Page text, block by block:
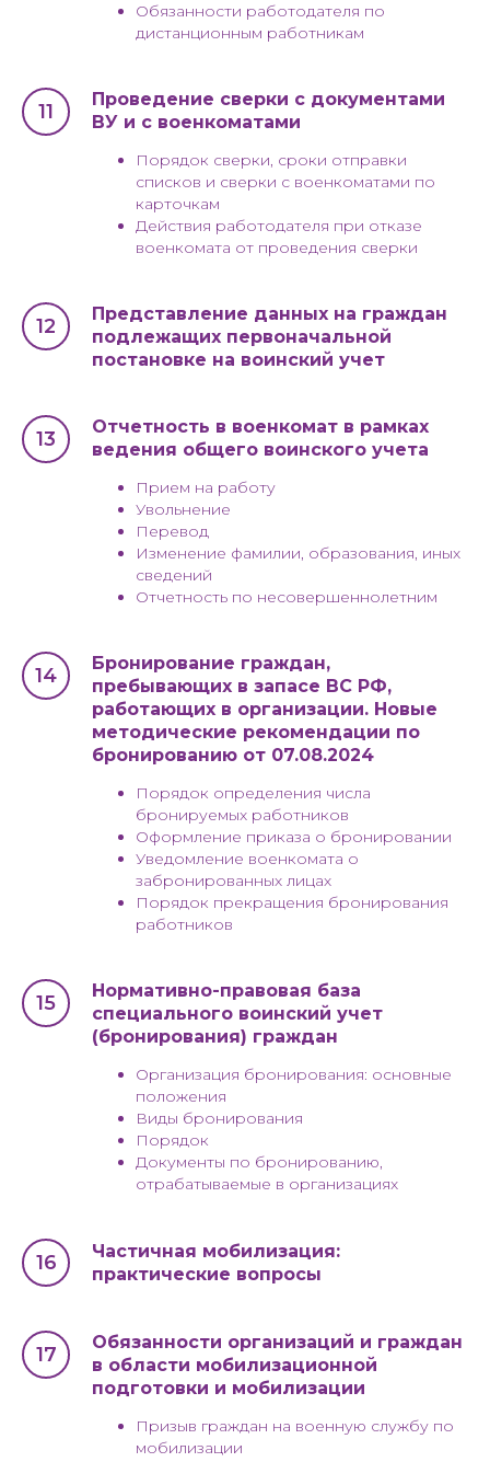
Обязанности работодателя по
дистанционным работникам
Проведение сверки с документами
ВУ и с военкоматами
Порядок сверки, сроки отправки
списков и сверки с военкоматами по
карточкам
Действия работодателя при отказе
военкомата от проведения сверки
Представление данных на граждан
подлежащих первоначальной
постановке на воинский учет
Отчетность в военкомат в рамках
ведения общего воинского учета
Прием на работу
Увольнение
Перевод
Изменение фамилии, образования, иных
сведений
Отчетность по несовершеннолетним
Бронирование граждан,
пребывающих в запасе ВС РФ,
работающих в организации. Новые
методические рекомендации по
бронированию от 07.08.2024
Порядок определения числа
бронируемых работников
Оформление приказа о бронировании
Уведомление военкомата о
забронированных лицах
Порядок прекращения бронирования
работников
Нормативно-правовая база
специального воинский учет
(бронирования) граждан
Организация бронирования: основные
положения
Виды бронирования
Порядок
Документы по бронированию,
отрабатываемые в организациях
Частичная мобилизация:
практические вопросы
Обязанности организаций и граждан
в области мобилизационной
подготовки и мобилизации
Призыв граждан на военную службу по
мобилизации